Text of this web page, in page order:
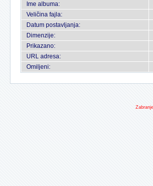
Ime albuma:
Veličina fajla:
Datum postavljanja:
Dimenzije:
Prikazano:
URL adresa:
Omiljeni: